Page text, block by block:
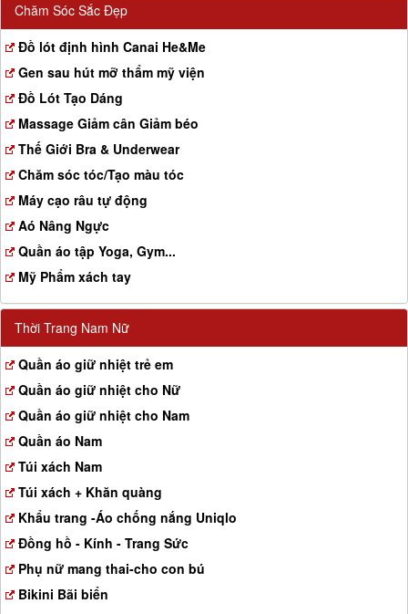
Chăm Sóc Sắc Đẹp
Đồ lót định hình Canai He&Me
Gen sau hút mỡ thẩm mỹ viện
Đồ Lót Tạo Dáng
Massage Giảm cân Giảm béo
Thế Giới Bra & Underwear
Chăm sóc tóc/Tạo màu tóc
Máy cạo râu tự động
Aó Nâng Ngực
Quần áo tập Yoga, Gym...
Mỹ Phẩm xách tay
Thời Trang Nam Nữ
Quần áo giữ nhiệt trẻ em
Quần áo giữ nhiệt cho Nữ
Quần áo giữ nhiệt cho Nam
Quần áo Nam
Túi xách Nam
Túi xách + Khăn quàng
Khẩu trang -Áo chống nắng Uniqlo
Đồng hồ - Kính - Trang Sức
Phụ nữ mang thai-cho con bú
Bikini Bãi biển